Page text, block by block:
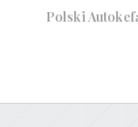
Polski